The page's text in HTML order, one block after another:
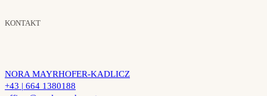
KONTAKT
NORA MAYRHOFER-KADLICZ
+43 | 664 1380188